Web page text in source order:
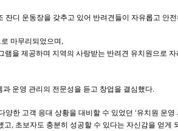
디 운동장을 갖추고 있어 반려견들이 자유롭고 안
마무리되었으며,
을 제공하며 지역의 사랑받는 반려견 유치원으로
운영 관리의 전문성을 듣고 창업을 결심했다.
한 고객 응대 상황을 대비할 수 있었던 ‘유치원 운영
, 초보자도 충분히 성공할 수 있다는 자신감을 얻게